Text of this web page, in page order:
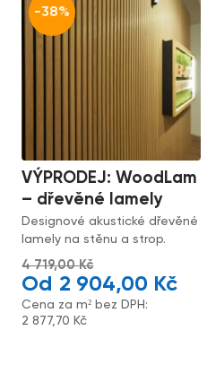
-38%
VÝPRODEJ: WoodLam
– dřevěné lamely
Designové akustické dřevěné
lamely na stěnu a strop.
4 719,00Kč
2 904,00 Kč
Cena za m² bez DPH:
2 877,70 Kč